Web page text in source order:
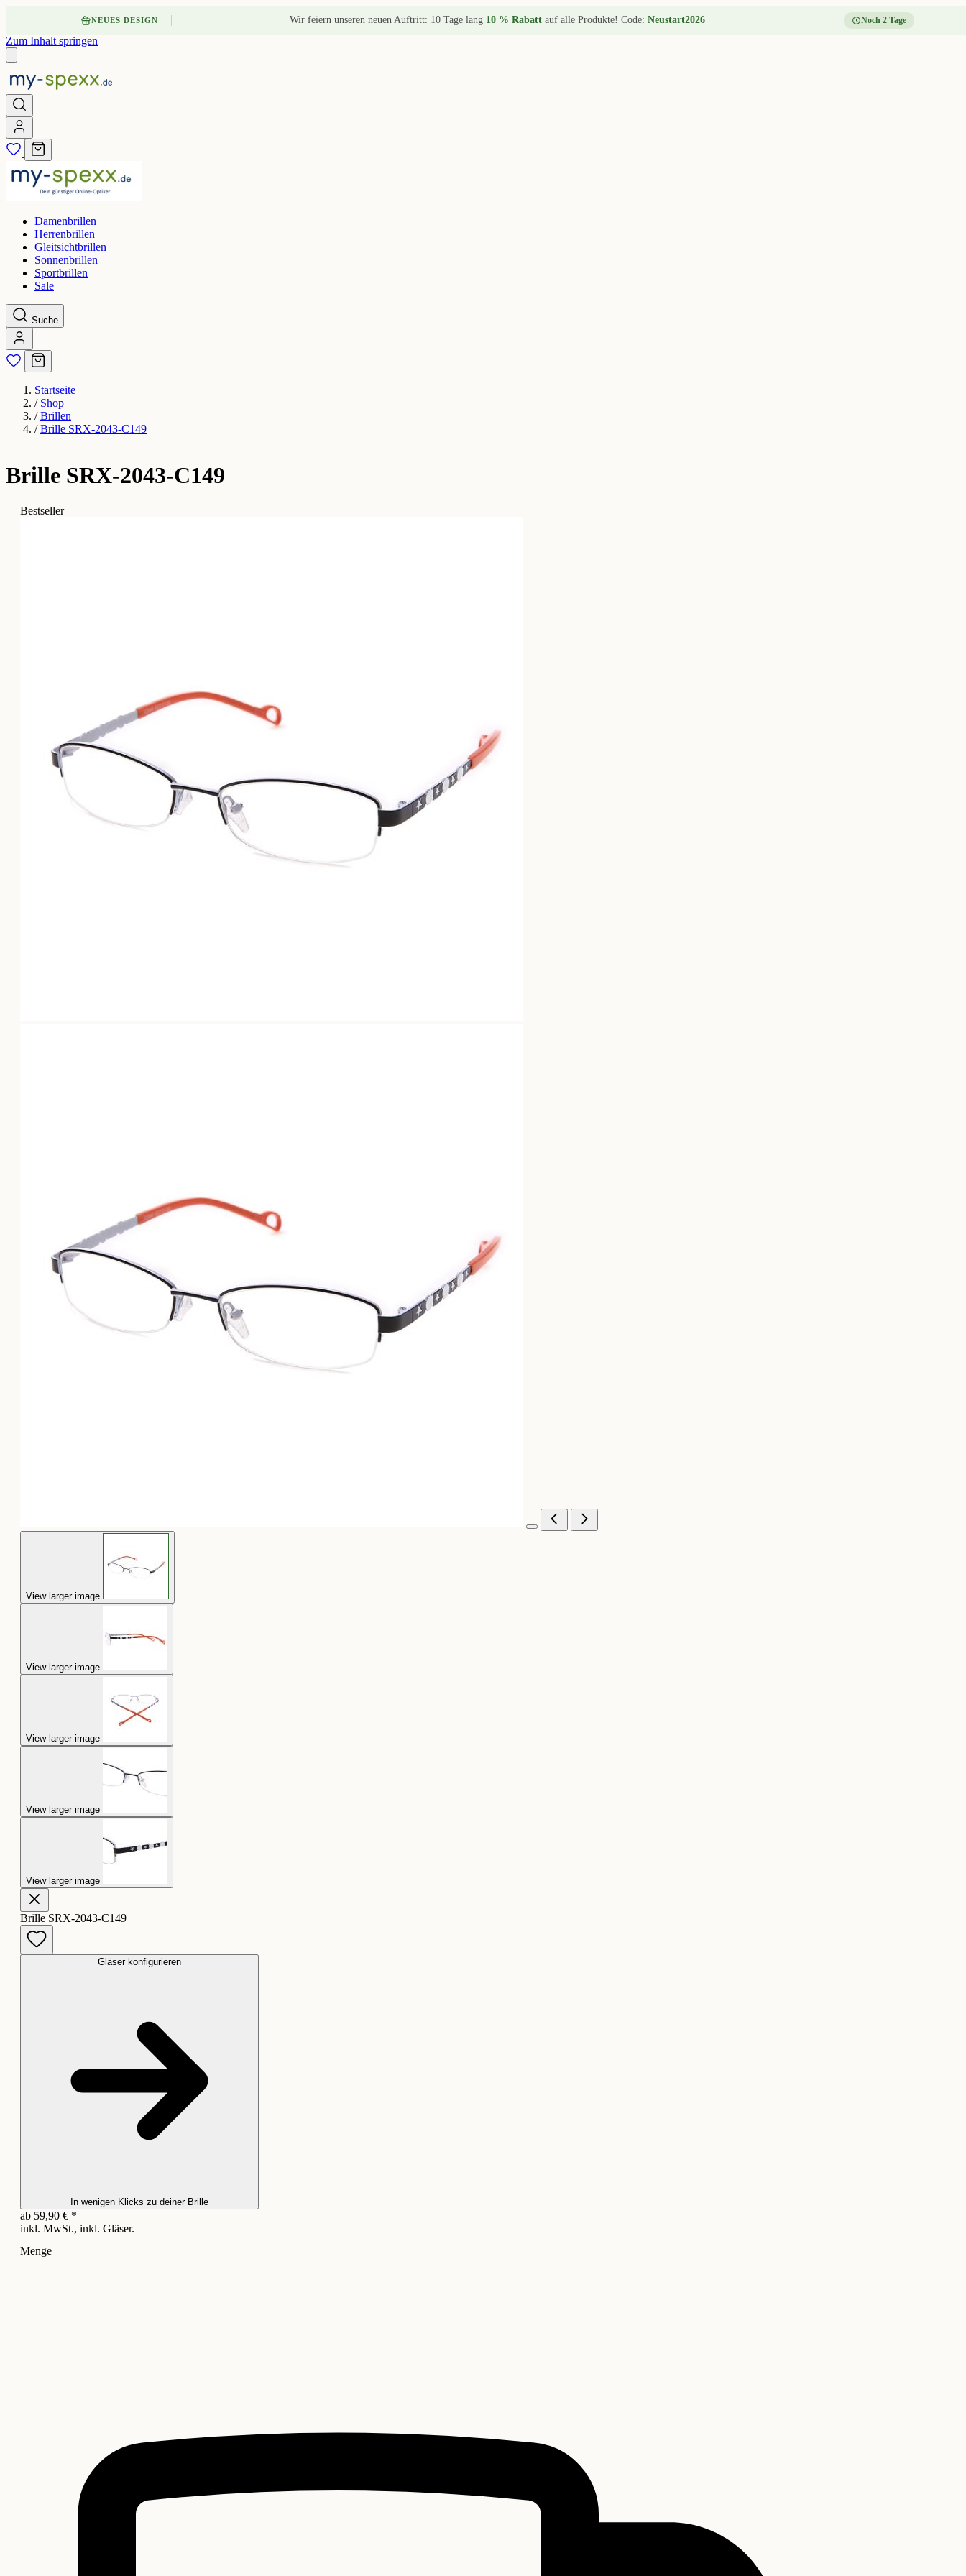
NEUES DESIGN Wir feiern unseren neuen Auftritt: 10 Tage lang 10 % Rabatt auf alle Produkte! Code: Neustart2026 Noch 2 Tage
Zum Inhalt springen
Damenbrillen
Herrenbrillen
Gleitsichtbrillen
Sonnenbrillen
Sportbrillen
Sale
Suche
Startseite
/ Shop
/ Brillen
/ Brille SRX-2043-C149
Brille SRX-2043-C149
Bestseller
View larger image
View larger image
View larger image
View larger image
View larger image
Brille SRX-2043-C149
Gläser konfigurieren
In wenigen Klicks zu deiner Brille
ab 59,90 € *
inkl. MwSt., inkl. Gläser.
Menge